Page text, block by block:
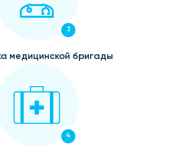
3
медицинской бригады
4